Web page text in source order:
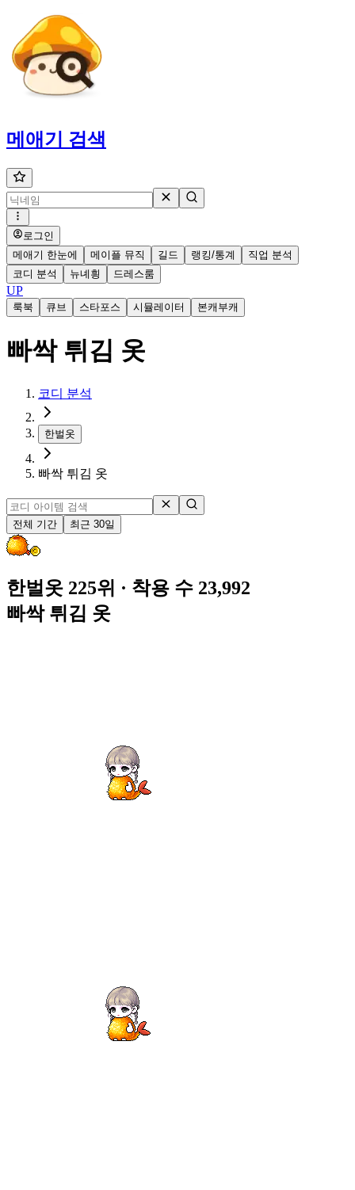
메애기 검색
로그인
메애기 한눈에
메이플 뮤직 길드 랭킹/통계
직업 분석
코디 분석
뉴녜힁 드레스룸
UP
룩북 큐브 스타포스 시뮬레이터 본캐부캐
빠싹 튀김 옷
코디 분석
한벌옷
빠싹 튀김 옷
전체 기간 최근 30일
한벌옷 225위 · 착용 수 23,992
빠싹 튀김 옷